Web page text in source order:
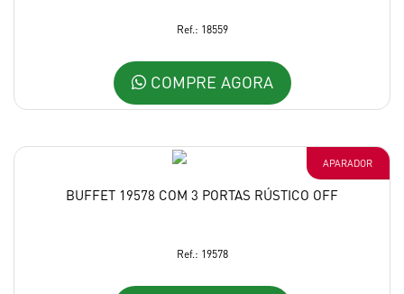
Ref.: 18559
COMPRE AGORA
APARADOR
BUFFET 19578 COM 3 PORTAS RÚSTICO OFF
Ref.: 19578